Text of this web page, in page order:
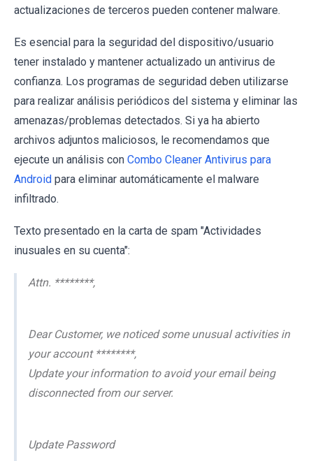
actualizaciones de terceros pueden contener malware.
Es esencial para la seguridad del dispositivo/usuario
tener instalado y mantener actualizado un antivirus de
confianza. Los programas de seguridad deben utilizarse
para realizar análisis periódicos del sistema y eliminar las
amenazas/problemas detectados. Si ya ha abierto
archivos adjuntos maliciosos, le recomendamos que
ejecute un análisis con Combo Cleaner Antivirus para
Android para eliminar automáticamente el malware
infiltrado.
Texto presentado en la carta de spam "Actividades
inusuales en su cuenta":
Attn. ********,
Dear Customer, we noticed some unusual activities in
your account ********,
Update your information to avoid your email being
disconnected from our server.
Update Password